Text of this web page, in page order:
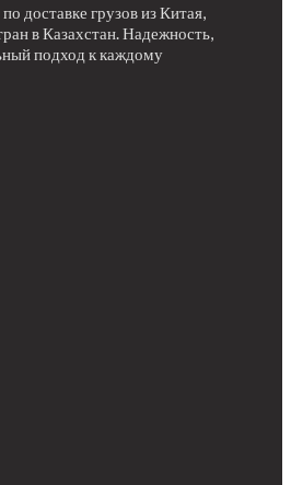
доставке грузов из Китая,
в Казахстан. Надежность,
подход к каждому